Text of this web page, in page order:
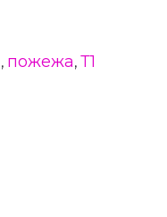
, пожежа, Т1